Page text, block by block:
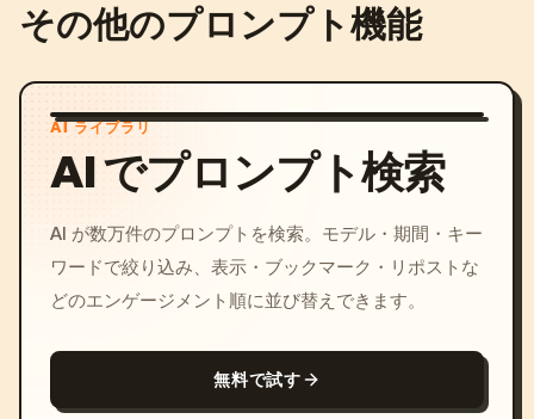
その他のプロンプト機能
AI ライブラリ
AI でプロンプト検索
AI が数万件のプロンプトを検索。モデル・期間・キー
ワードで絞り込み、表示・ブックマーク・リポストな
どのエンゲージメント順に並び替えできます。
無料で試す